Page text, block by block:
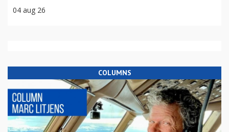
04 aug 26
COLUMNS